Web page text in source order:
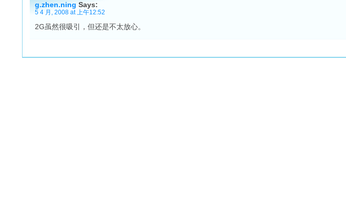
g.zhen.ning Says:
5 4 月, 2008 at 上午12:52
2G虽然很吸引，但还是不太放心。